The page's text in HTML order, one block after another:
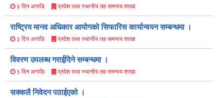
३ दिन अगाडि प्रदेश तथा स्थानीय तह समन्वय शाखा
राष्ट्रिय मानव अधिकार आयोगको सिफारिस कार्यान्वयन सम्बन्धमा ।
३ दिन अगाडि प्रदेश तथा स्थानीय तह समन्वय शाखा
विवरण उपलब्ध गराईदिने सम्बन्धमा ।
३ दिन अगाडि प्रदेश तथा स्थानीय तह समन्वय शाखा
सक्कलै निवेदन पठाईएको ।